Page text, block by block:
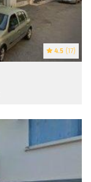
4.5 (17)